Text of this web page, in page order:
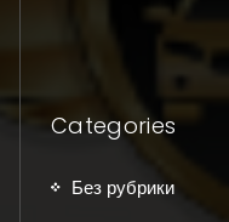
Categories
Без рубрики